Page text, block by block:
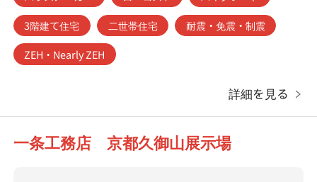
3階建て住宅
二世帯住宅
耐震・免震・制震
ZEH・Nearly ZEH
詳細を見る
一条工務店 京都久御山展示場